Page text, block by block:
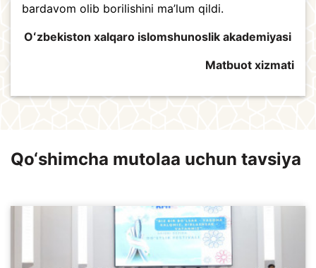
bardavom olib borilishini ma’lum qildi.
Oʻzbekiston xalqaro islomshunoslik akademiyasi
Matbuot xizmati
Qo‘shimcha mutolaa uchun tavsiya